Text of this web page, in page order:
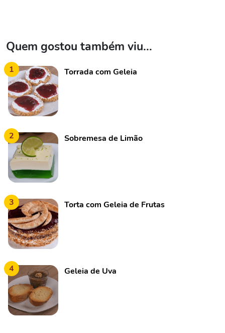
Quem gostou também viu...
1 Torrada com Geleia
2 Sobremesa de Limão
3 Torta com Geleia de Frutas
4 Geleia de Uva